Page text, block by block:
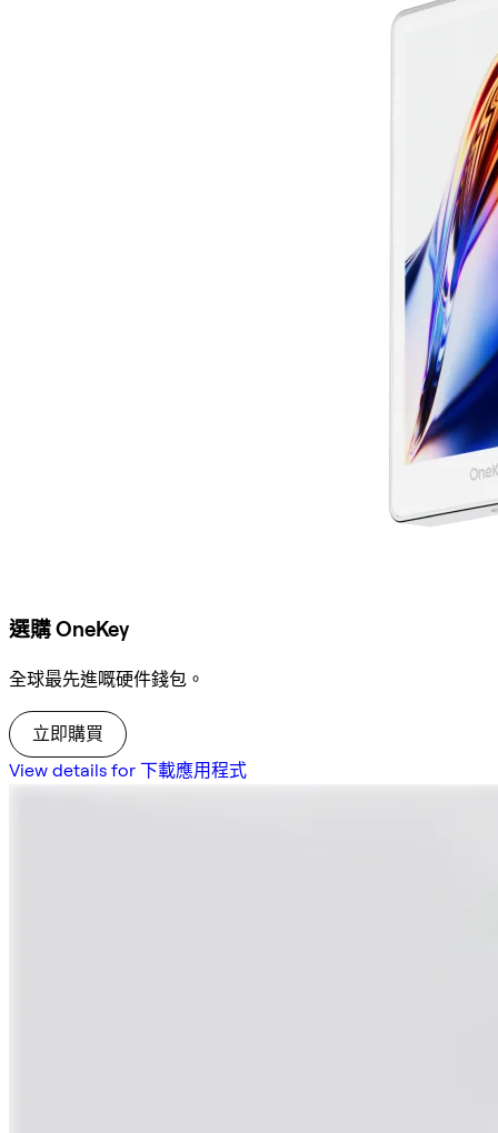
選購 OneKey
全球最先進嘅硬件錢包。
立即購買
View details for 下載應用程式